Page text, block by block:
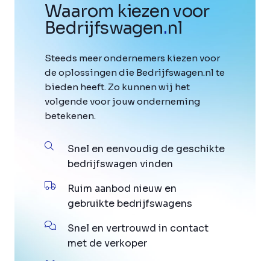
Waarom kiezen voor
Bedrijfswagen.nl
Steeds meer ondernemers kiezen voor
de oplossingen die Bedrijfswagen.nl te
bieden heeft. Zo kunnen wij het
volgende voor jouw onderneming
betekenen.
Snel en eenvoudig de geschikte
bedrijfswagen vinden
Ruim aanbod nieuw en
gebruikte bedrijfswagens
Snel en vertrouwd in contact
met de verkoper